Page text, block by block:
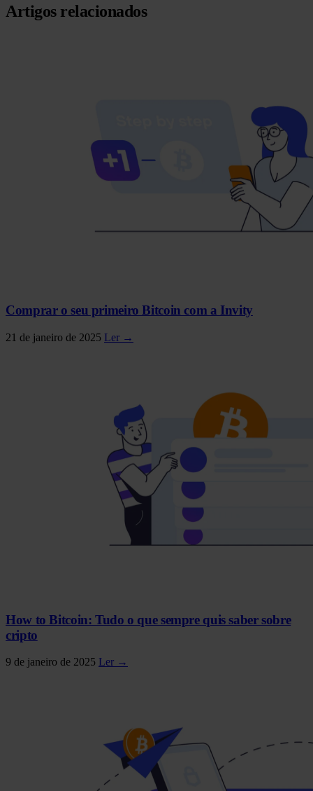
Artigos relacionados
Comprar o seu primeiro Bitcoin com a Invity
21 de janeiro de 2025 Ler →
How to Bitcoin: Tudo o que sempre quis saber sobre
cripto
9 de janeiro de 2025 Ler →